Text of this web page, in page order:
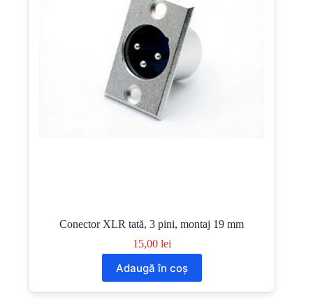
Conector XLR tată, 3 pini, montaj 19 mm
15,00 lei
Adaugă în coș